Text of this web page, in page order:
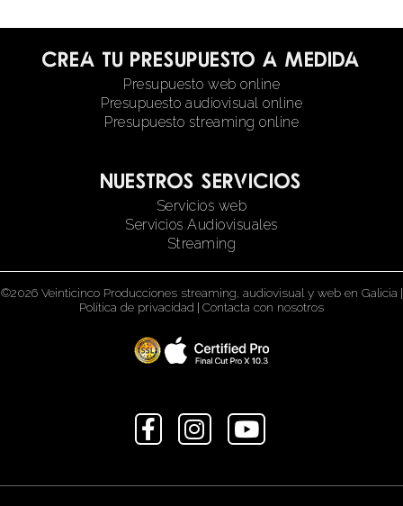
Crea tu presupuesto a medida
Presupuesto web online
Presupuesto audiovisual online
Presupuesto streaming online
Nuestros servicios
Servicios web
Servicios Audiovisuales
Streaming
©2026 Veinticinco Producciones streaming, audiovisual y web en Galicia |
Política de privacidad | Contacta con nosotros